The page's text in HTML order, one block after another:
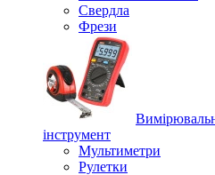
Свердла
Фрези
інструмент
Мультиметри
Рулетки